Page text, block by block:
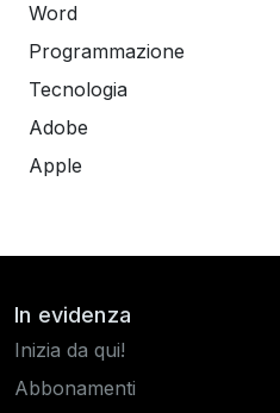
Word
Programmazione
Tecnologia
Adobe
Apple
In evidenza
Inizia da qui!
Abbonamenti